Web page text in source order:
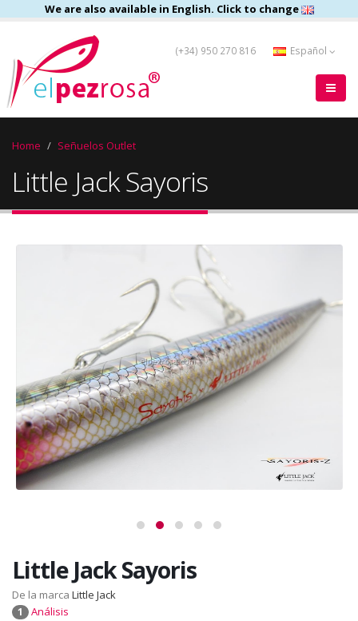
We are also available in English. Click to change
(+34) 950 270 816 Español
Home Señuelos Outlet
Little Jack Sayoris
Little Jack Sayoris
De la marca Little Jack
1 Análisis